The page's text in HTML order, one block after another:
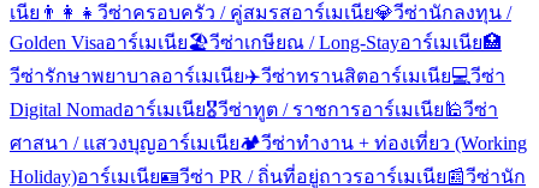
เนีย 👨‍👩‍👧 วีซ่าครอบครัว / คู่สมรสอาร์เมเนีย💎วีซ่านักลงทุน /
Golden Visaอาร์เมเนีย🏖️วีซ่าเกษียณ / Long-Stayอาร์เมเนีย🏥
วีซ่ารักษาพยาบาลอาร์เมเนีย✈️วีซ่าทรานสิตอาร์เมเนีย💻วีซ่า
Digital Nomadอาร์เมเนีย🎖️วีซ่าทูต / ราชการอาร์เมเนีย 🕌วีซ่า
ศาสนา / แสวงบุญอาร์เมเนีย🏕️วีซ่าทำงาน + ท่องเที่ยว (Working
Holiday)อาร์เมเนีย🪪วีซ่า PR / ถิ่นที่อยู่ถาวรอาร์เมเนีย📰วีซ่านัก